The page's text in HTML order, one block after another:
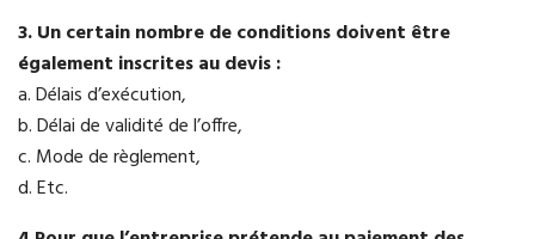
3. Un certain nombre de conditions doivent être
également inscrites au devis :
a. Délais d’exécution,
b. Délai de validité de l’offre,
c. Mode de règlement,
d. Etc.